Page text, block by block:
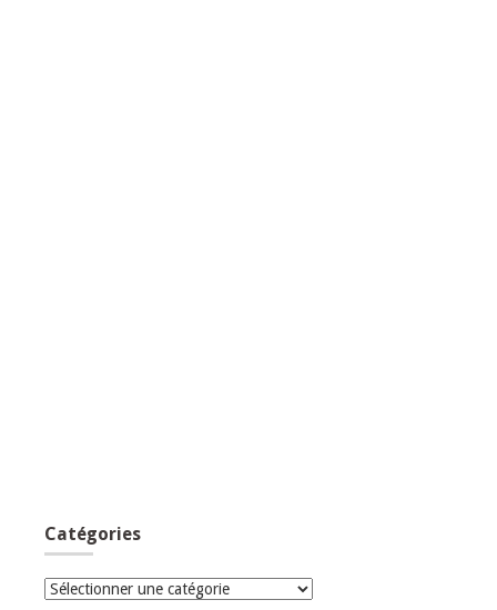
Catégories
Catégories